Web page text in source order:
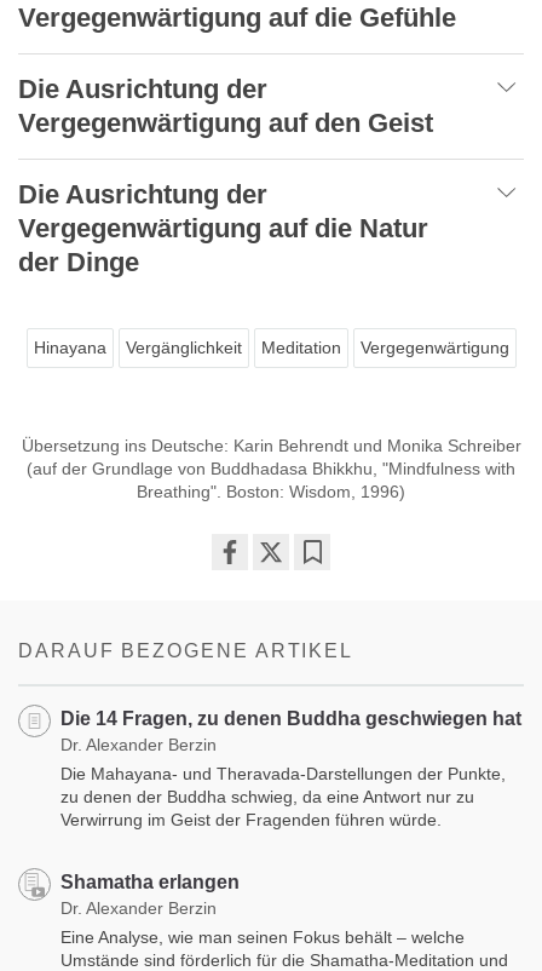
Vergegenwärtigung auf die Gefühle
Die Ausrichtung der
Vergegenwärtigung auf den Geist
Die Ausrichtung der
Vergegenwärtigung auf die Natur
der Dinge
Hinayana Vergänglichkeit Meditation Vergegenwärtigung
Übersetzung ins Deutsche: Karin Behrendt und Monika Schreiber
(auf der Grundlage von Buddhadasa Bhikkhu, "Mindfulness with
Breathing". Boston: Wisdom, 1996)
DARAUF BEZOGENE ARTIKEL
Die 14 Fragen, zu denen Buddha geschwiegen hat
Dr. Alexander Berzin
Die Mahayana- und Theravada-Darstellungen der Punkte,
zu denen der Buddha schwieg, da eine Antwort nur zu
Verwirrung im Geist der Fragenden führen würde.
Shamatha erlangen
Dr. Alexander Berzin
Eine Analyse, wie man seinen Fokus behält – welche
Umstände sind förderlich für die Shamatha-Meditation und